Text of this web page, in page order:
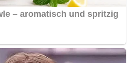
darauf, frisches, ungesüßtes
oder es durch Vollkornbrot zu
die Gazpacho noch mit